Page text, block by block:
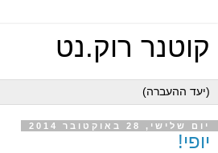
קוטנר רוק.נט
יום שלישי, 28 באוקטובר 2014
יופי!